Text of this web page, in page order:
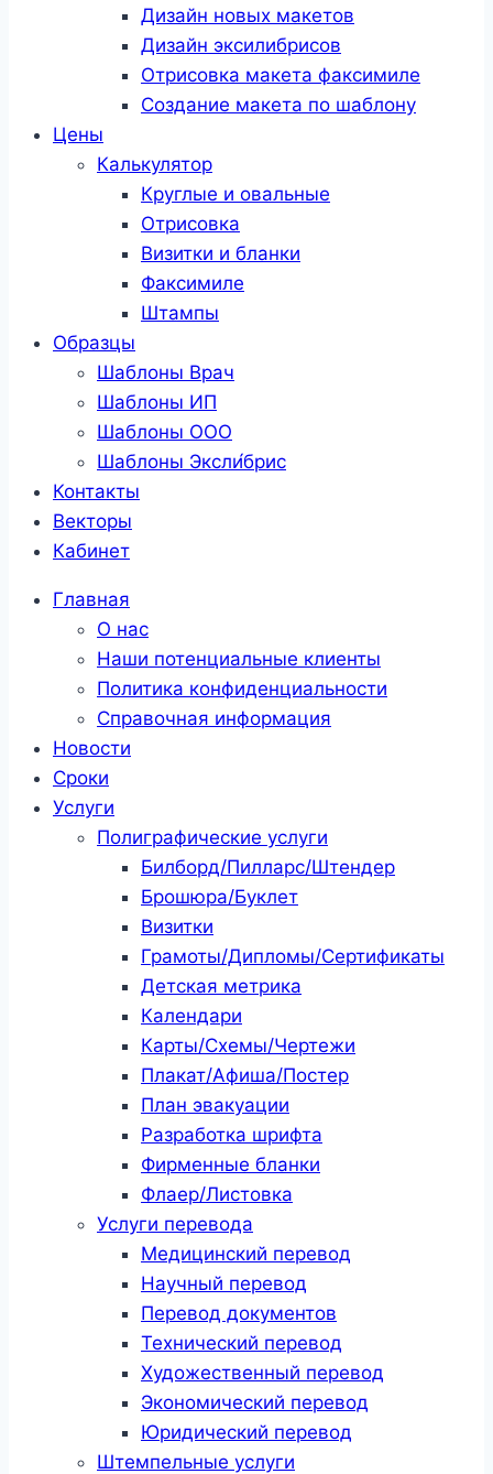
Дизайн новых макетов
Дизайн эксилибрисов
Отрисовка макета факсимиле
Создание макета по шаблону
Цены
Калькулятор
Круглые и овальные
Отрисовка
Визитки и бланки
Факсимиле
Штампы
Образцы
Шаблоны Врач
Шаблоны ИП
Шаблоны ООО
Шаблоны Эксли́брис
Контакты
Векторы
Кабинет
Главная
О нас
Наши потенциальные клиенты
Политика конфиденциальности
Справочная информация
Новости
Сроки
Услуги
Полиграфические услуги
Билборд/Пилларс/Штендер
Брошюра/Буклет
Визитки
Грамоты/Дипломы/Сертификаты
Детская метрика
Календари
Карты/Схемы/Чертежи
Плакат/Афиша/Постер
План эвакуации
Разработка шрифта
Фирменные бланки
Флаер/Листовка
Услуги перевода
Медицинский перевод
Научный перевод
Перевод документов
Технический перевод
Художественный перевод
Экономический перевод
Юридический перевод
Штемпельные услуги